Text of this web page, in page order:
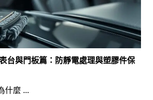
台與門板篇：防靜電處理與塑膠件保
什麼 ...